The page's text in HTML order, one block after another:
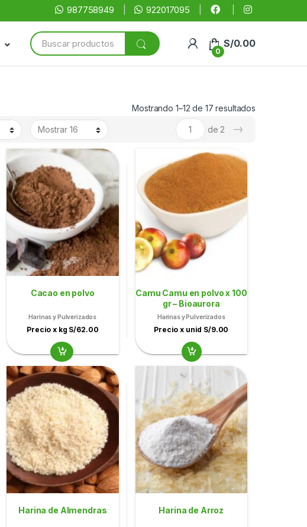
987758949 922017095
Search
for:
0
S/0.00
Mostrando 1–12 de 17 resultados
de 2 →
Cacao en polvo
Harinas y Pulverizados
Precio x kg S/62.00
Camu Camu en polvo x 100
gr – Bioaurora
Harinas y Pulverizados
Precio x unid S/9.00
Harina de Almendras Harina de Arroz